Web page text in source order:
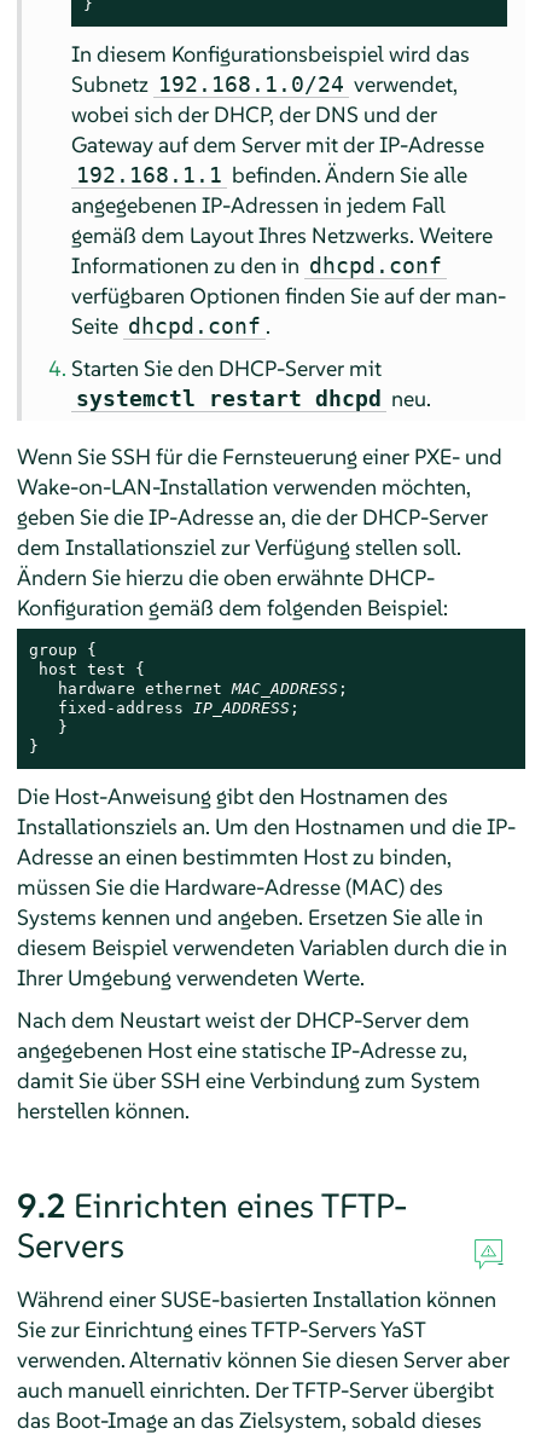
}
In diesem Konfigurationsbeispiel wird das
Subnetz 192.168.1.0/24 verwendet,
wobei sich der DHCP, der DNS und der
Gateway auf dem Server mit der IP-Adresse
192.168.1.1 befinden. Ändern Sie alle
angegebenen IP-Adressen in jedem Fall
gemäß dem Layout Ihres Netzwerks. Weitere
Informationen zu den in dhcpd.conf
verfügbaren Optionen finden Sie auf der man-
Seite dhcpd.conf .
Starten Sie den DHCP-Server mit
systemctl restart dhcpd neu.
Wenn Sie SSH für die Fernsteuerung einer PXE- und
Wake-on-LAN-Installation verwenden möchten,
geben Sie die IP-Adresse an, die der DHCP-Server
dem Installationsziel zur Verfügung stellen soll.
Ändern Sie hierzu die oben erwähnte DHCP-
Konfiguration gemäß dem folgenden Beispiel:
group {
host test {
   hardware ethernet
MAC_ADDRESS;
   fixed-address
IP_ADDRESS;
   }
}
Die Host-Anweisung gibt den Hostnamen des
Installationsziels an. Um den Hostnamen und die IP-
Adresse an einen bestimmten Host zu binden,
müssen Sie die Hardware-Adresse (MAC) des
Systems kennen und angeben. Ersetzen Sie alle in
diesem Beispiel verwendeten Variablen durch die in
Ihrer Umgebung verwendeten Werte.
Nach dem Neustart weist der DHCP-Server dem
angegebenen Host eine statische IP-Adresse zu,
damit Sie über SSH eine Verbindung zum System
herstellen können.
9.2 Einrichten eines TFTP-
Servers
Während einer SUSE-basierten Installation können
Sie zur Einrichtung eines TFTP-Servers YaST
verwenden. Alternativ können Sie diesen Server aber
auch manuell einrichten. Der TFTP-Server übergibt
das Boot-Image an das Zielsystem, sobald dieses